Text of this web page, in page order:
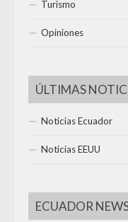
Turismo
Opiniones
ÚLTIMAS
Noticias Ecuador
Noticias EEUU
ECUADOR